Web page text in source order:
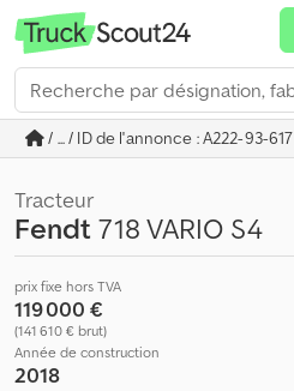
/ ... / ID de l'annonce : A222-93-617
Tracteur
Fendt718 VARIO S4
prix fixe hors TVA
119 000 €
(141 610 € brut)
Année de construction
2018